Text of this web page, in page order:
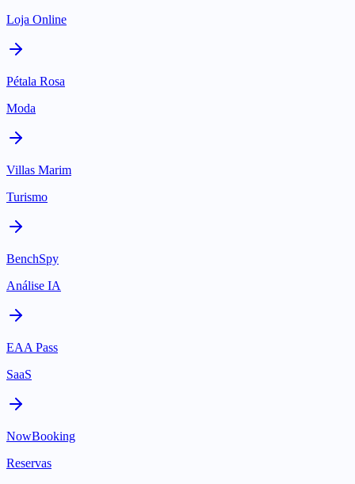
Loja Online
Pétala Rosa
Moda
Villas Marim
Turismo
BenchSpy
Análise IA
EAA Pass
SaaS
NowBooking
Reservas